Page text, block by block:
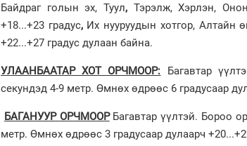
Байдраг голын эх, Туул, Тэрэлж, Хэрлэн,
+18...+23 градус, Их нууруудын хотгор, Алтайн
+22...+27 градус дулаан байна.
УЛААНБААТАР ХОТ ОРЧМООР: Багавтар
секундэд 4-9 метр. Өмнөх өдрөөс 6 градусаар
БАГАНУУР ОРЧМООРБагавтар үүлтэй. Бороо
метр. Өмнөх өдрөөс 3 градусаар дулаарч